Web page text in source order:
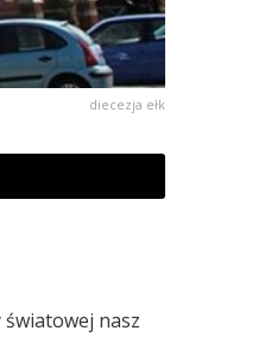
diecezja ełk
światowej nasz